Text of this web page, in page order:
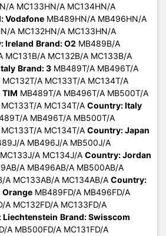
A MC133HN/A MC134HN/A
Vodafone MB489HN/A MB496HN/A
A MC132HN/A MC133HN/A
Ireland Brand: O2 MB489B/A
MC131B/A MC132B/A MC133B/A
Brand: 3 MB489T/A MB496T/A
A MC133T/A MC134T/A
TIM MB489T/A MB496T/A MB500T/A
A MC134T/A Country: Italy
A MB496T/A MB500T/A
A MC134T/A Country: Japan
A MB496J/A MB500J/A
A MC134J/A Country: Jordan
A MB496AB/A MB500AB/A
A MC133AB/A MC134AB/A Country:
Orange MB489FD/A MB496FD/A
A MC132FD/A MC133FD/A
Liechtenstein Brand: Swisscom
A MB500FD/A MC131FD/A